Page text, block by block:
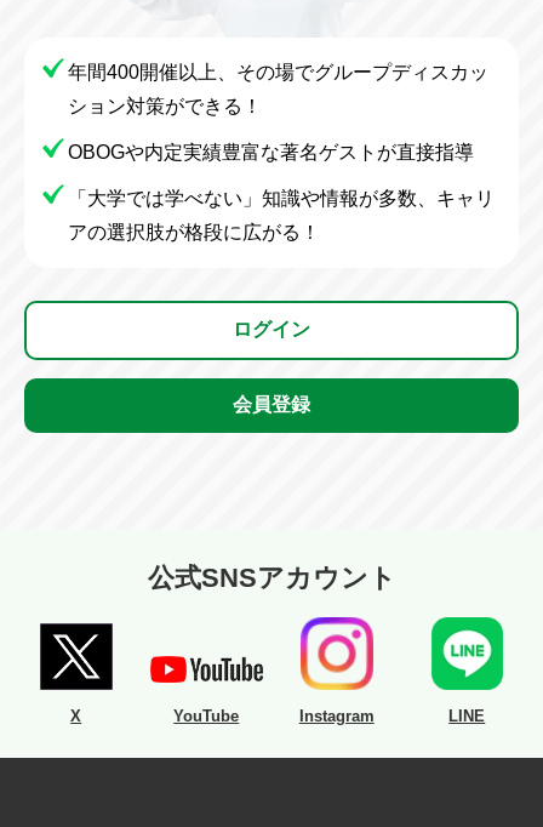
年間400開催以上、その場でグループディスカッ
ション対策ができる！
OBOGや内定実績豊富な著名ゲストが直接指導
「大学では学べない」知識や情報が多数、キャリ
アの選択肢が格段に広がる！
ログイン
会員登録
公式SNSアカウント
X YouTube Instagram LINE